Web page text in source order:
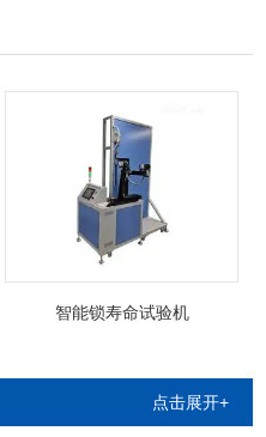
智能锁寿命试验机
点击展开+